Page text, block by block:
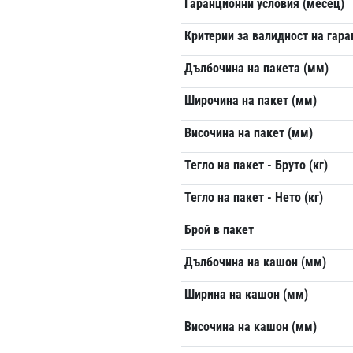
Гаранционни условия (месец)
Критерии за валидност на
Дълбочина на пакета (мм)
Широчина на пакет (мм)
Височина на пакет (мм)
Тегло на пакет - Бруто (кг)
Тегло на пакет - Нето (кг)
Брой в пакет
Дълбочина на кашон (мм)
Ширина на кашон (мм)
Височина на кашон (мм)